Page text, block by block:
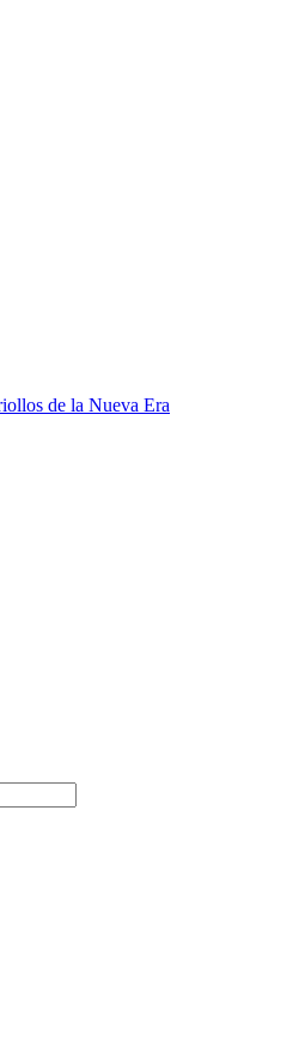
de la Nueva Era